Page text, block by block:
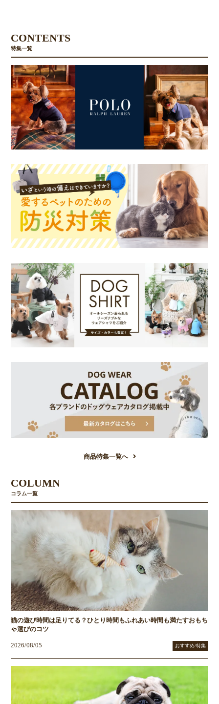
CONTENTS
特集一覧
商品特集一覧へ
COLUMN
コラム一覧
猫の遊び時間は足りてる？ひとり時間もふれあい時間も満たすおもち
ゃ選びのコツ
2026/08/05 おすすめ/特集